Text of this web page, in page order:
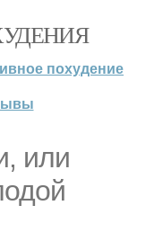
похудение
или